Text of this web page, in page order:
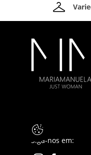
Siga-nos em: